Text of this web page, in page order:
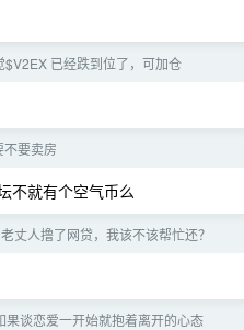
$V2EX 已经跌到位了，可加仓
不要卖房
不就有个空气币么
老丈人撸了网贷，我该不该帮忙还？
果谈恋爱一开始就抱着离开的心态